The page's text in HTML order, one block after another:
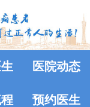
医院动态
预约医生